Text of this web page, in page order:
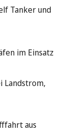
Tanker und
im Einsatz
Landstrom,
aus